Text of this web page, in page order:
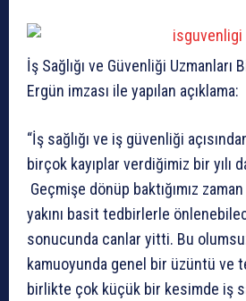
İş Sağlığı ve Güvenliği Uzmanları
Ergün imzası ile yapılan açıklama:
“İş sağlığı ve iş güvenliği
birçok kayıplar verdiğimiz bir yılı
Geçmişe dönüp baktığımız
yakını basit tedbirlerle
sonucunda canlar yitti. Bu
kamuoyunda genel bir üzüntü ve
birlikte çok küçük bir kesimde iş